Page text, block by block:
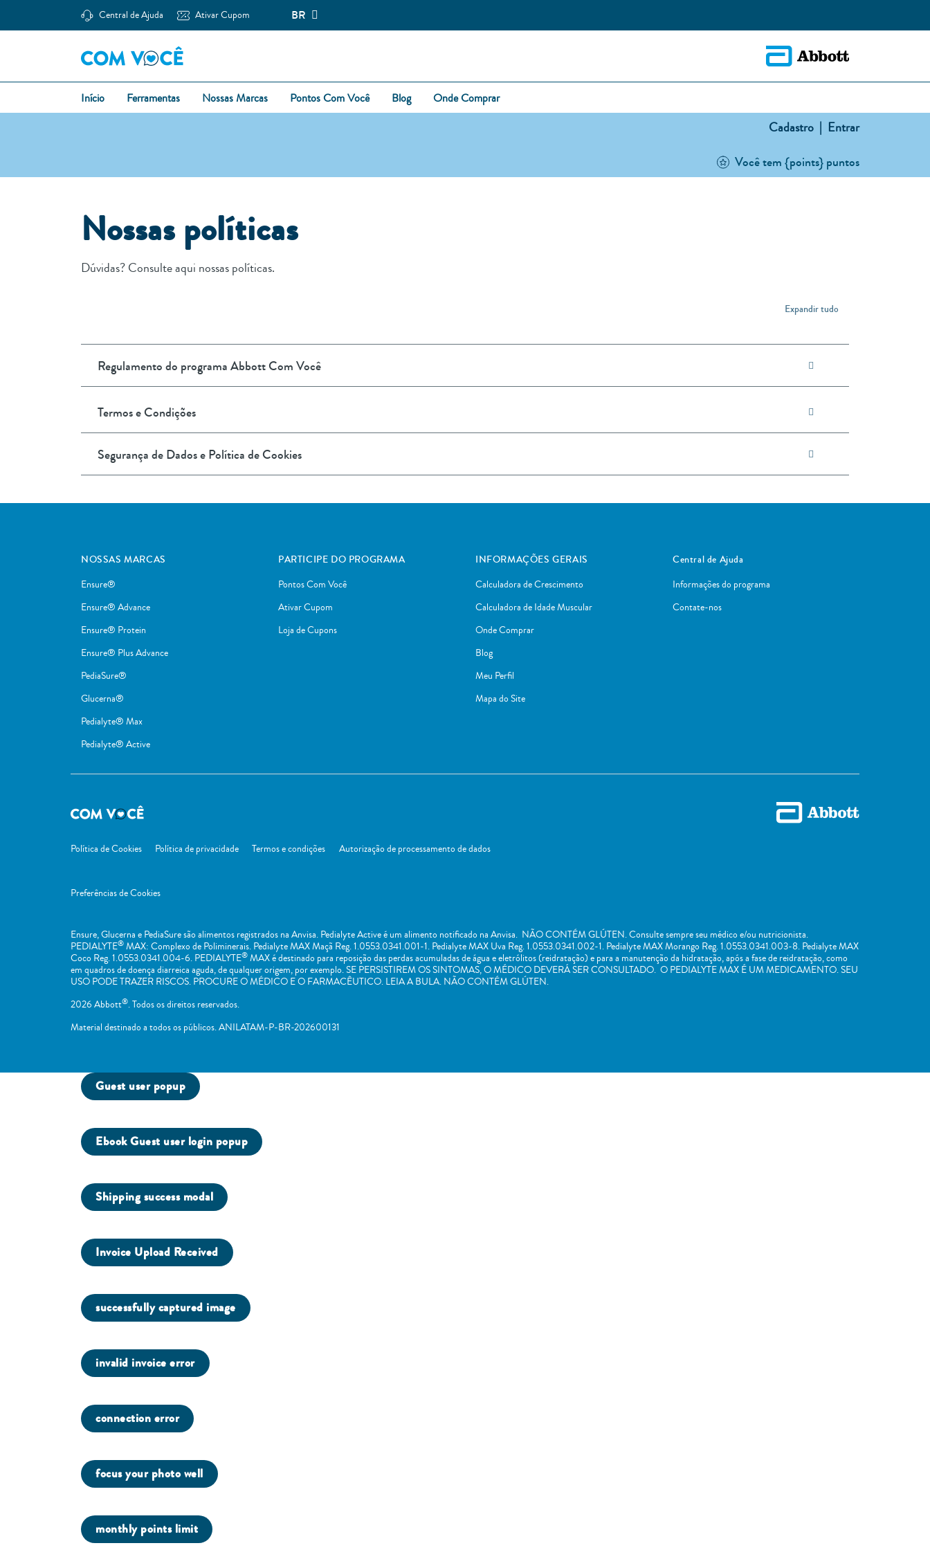
Central de Ajuda Ativar Cupom BR
Início Ferramentas Nossas Marcas Pontos Com Você Blog Onde Comprar
Cadastro | Entrar
Você tem {points} puntos
Nossas políticas
Dúvidas? Consulte aqui nossas políticas.
Expandir tudo
Regulamento do programa Abbott Com Você
Termos e Condições
Segurança de Dados e Política de Cookies
NOSSAS MARCAS
Ensure®
Ensure® Advance
Ensure® Protein
Ensure® Plus Advance
PediaSure®
Glucerna®
Pedialyte® Max
Pedialyte® Active
PARTICIPE DO PROGRAMA
Pontos Com Você
Ativar Cupom
Loja de Cupons
INFORMAÇÕES GERAIS
Calculadora de Crescimento
Calculadora de Idade Muscular
Onde Comprar
Blog
Meu Perfil
Mapa do Site
Central de Ajuda
Informações do programa
Contate-nos
Política de Cookies Política de privacidade Termos e condições Autorização de processamento de dados
Preferências de Cookies
Ensure, Glucerna e PediaSure são alimentos registrados na Anvisa. Pedialyte Active é um alimento notificado na Anvisa. NÃO CONTÉM GLÚTEN. Consulte sempre seu médico e/ou nutricionista.
PEDIALYTE® MAX: Complexo de Poliminerais. Pedialyte MAX Maçã Reg. 1.0553.0341.001-1. Pedialyte MAX Uva Reg. 1.0553.0341.002-1. Pedialyte MAX Morango Reg. 1.0553.0341.003-8. Pedialyte MAX
Coco Reg. 1.0553.0341.004-6. PEDIALYTE® MAX é destinado para reposição das perdas acumuladas de água e eletrólitos (reidratação) e para a manutenção da hidratação, após a fase de reidratação, como
em quadros de doença diarreica aguda, de qualquer origem, por exemplo. SE PERSISTIREM OS SINTOMAS, O MÉDICO DEVERÁ SER CONSULTADO. O PEDIALYTE MAX É UM MEDICAMENTO. SEU
USO PODE TRAZER RISCOS. PROCURE O MÉDICO E O FARMACÊUTICO. LEIA A BULA. NÃO CONTÉM GLÚTEN.
2026 Abbott®. Todos os direitos reservados.
Material destinado a todos os públicos. ANILATAM-P-BR-202600131
Guest user popup
Ebook Guest user login popup
Shipping success modal
Invoice Upload Received
successfully captured image
invalid invoice error
connection error
focus your photo well
monthly points limit